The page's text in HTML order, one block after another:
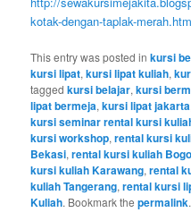
kotak-dengan-taplak-
This entry was posted inkursi
kursi lipat,kursi lipat kuliah,
taggedkursi belajar,kursi
lipat bermeja,kursi lipat jakarta
kursi seminar rental kursi
kursi workshop,rental kursi
Bekasi,rental kursi kuliah
kursi kuliah Karawang,rental
kuliah Tangerang,rental kursi
Kuliah. Bookmark thepermalink.